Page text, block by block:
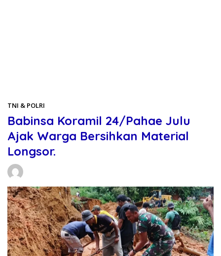
TNI & POLRI
Babinsa Koramil 24/Pahae Julu
Ajak Warga Bersihkan Material
Longsor.